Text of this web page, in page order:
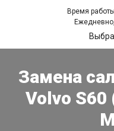
Время
Замена
Volvo S60